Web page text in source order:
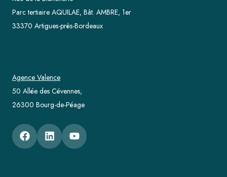
Parc tertiaire AQUILAE, Bât. AMBRE, 1er
33370 Artigues-près-Bordeaux
Agence Valence
50 Allée des Cévennes,
26300 Bourg-de-Péage